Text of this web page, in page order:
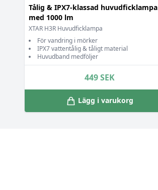
Tålig & IPX7-klassad huvudficklampa
med 1000 lm
XTAR H3R Huvudficklampa
För vandring i mörker
IPX7 vattentålig & tåligt material
Huvudband medföljer
449SEK
Lägg i varukorg